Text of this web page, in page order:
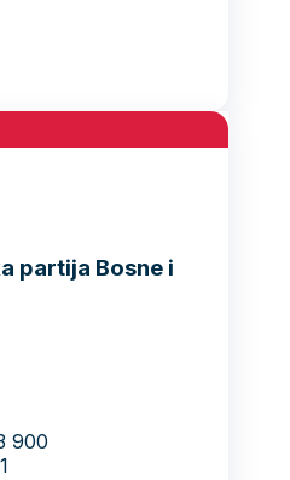
partija Bosne i
900